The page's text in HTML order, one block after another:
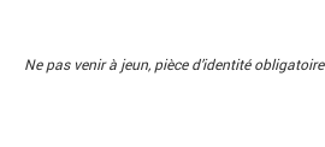
Ne pas venir à jeun, pièce d’identité obligatoire